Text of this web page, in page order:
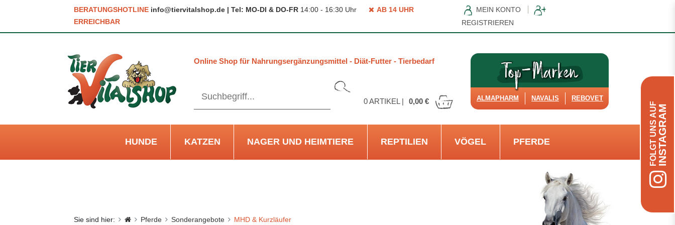
BERATUNGSHOTLINE info@tiervitalshop.de | Tel: MO-DI & DO-FR 14:00 - 16:30 Uhr
AB 14 UHR
ERREICHBAR
MEIN KONTO
REGISTRIEREN
Online Shop für Nahrungsergänzungsmittel - Diät-Futter - Tierbedarf
0ARTIKEL | 0,00 € ALMAPHARM NAVALIS REBOVET
HUNDE KATZEN NAGER UND HEIMTIERE REPTILIEN VÖGEL PFERDE
Sie sind hier: Pferde Sonderangebote MHD & Kurzläufer
FOLGT UNS AUFINSTAGRAM